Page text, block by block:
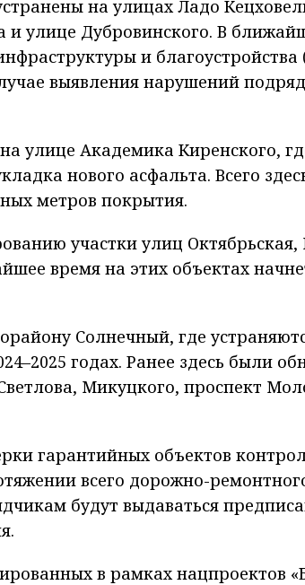
на улицах Ладо
и улице Дубровинского. В
и
выявления нарушений
улице Академика Киренского,
нового асфальта. Всего
метров покрытия.
участки улиц
время на этих объектах
Солнечный, где
годах. Ранее здесь были
Микуцкого, проспект
гарантийных объектов
всего дорожно-
будут выдаваться
в рамках нацпроектов